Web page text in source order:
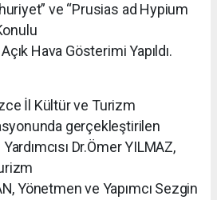
ve “Prusias ad Hypium
Hava Gösterimi Yapıldı.
İl Kültür ve Turizm
gerçekleştirilen
Dr.Ömer YILMAZ,
Yönetmen ve Yapımcı Sezgin